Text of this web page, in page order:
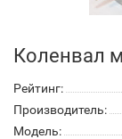
Коленвал
Рейтинг:
Производитель:
Модель: